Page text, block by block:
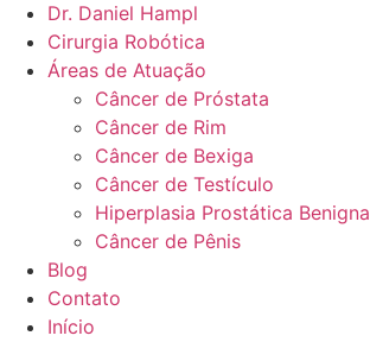
Dr. Daniel Hampl
Cirurgia Robótica
Áreas de Atuação
Câncer de Próstata
Câncer de Rim
Câncer de Bexiga
Câncer de Testículo
Hiperplasia Prostática Benigna
Câncer de Pênis
Blog
Contato
Início